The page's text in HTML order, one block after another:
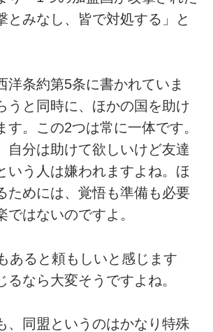
とみなし、皆で対処する」と
条約第5条に書かれていま
うと同時に、ほかの国を助け
す。この2つは常に一体です。
自分は助けて欲しいけど友達
いう人は嫌われますよね。ほ
ためには、覚悟も準備も必要
ではないのですよ。
あると頼もしいと感じます
るなら大変そうですよね。
、同盟というのはかなり特殊